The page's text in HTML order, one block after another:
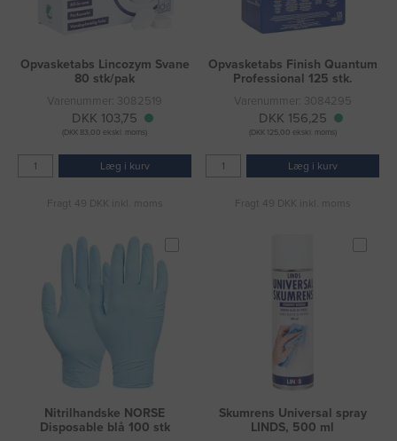
Opvasketabs Lincozym Svane
80 stk/pak
Varenummer: 3082519
DKK 103,75
(DKK 83,00 ekskl. moms)
Læg i kurv
Fragt 49 DKK inkl. moms
Opvasketabs Finish Quantum
Professional 125 stk.
Varenummer: 3084295
DKK 156,25
(DKK 125,00 ekskl. moms)
Læg i kurv
Fragt 49 DKK inkl. moms
Nitrilhandske NORSE
Disposable blå 100 stk
Skumrens Universal spray
LINDS, 500 ml